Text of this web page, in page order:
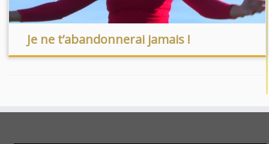
Je ne t’abandonnerai jamais !